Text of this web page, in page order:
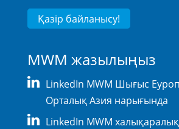
Қазір байланысу!
MWM жазылыңыз
LinkedIn MWM Шығыс
Орталық Азия нарығында
LinkedIn MWM халықаралық